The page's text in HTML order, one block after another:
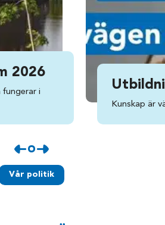
2026
fungerar i
Kunskap är
Vår politik